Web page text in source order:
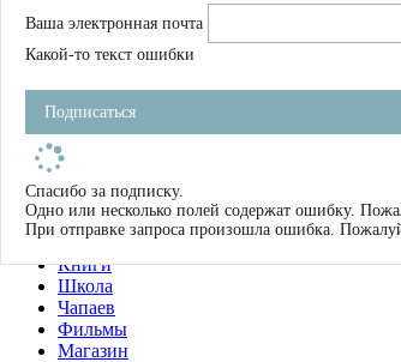
Школа
Устав
Фильмы
Имена
Тэги
О нас
Журнал
Книги
Школа
Чапаев
Фильмы
Магазин
Ваша электронная почта
Какой-то текст ошибки
Подписаться
Спасибо за подписку.
Одно или несколько полей содержат ошибку.
При отправке запроса произошла ошибка.